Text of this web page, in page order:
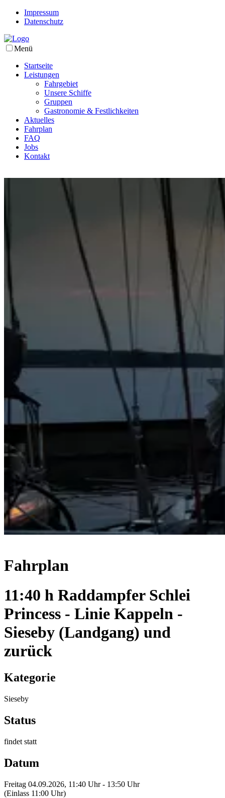
Impressum
Datenschutz
Menü
Startseite
Leistungen
Fahrgebiet
Unsere Schiffe
Gruppen
Gastronomie & Festlichkeiten
Aktuelles
Fahrplan
FAQ
Jobs
Kontakt
Fahrplan
11:40 h Raddampfer Schlei
Princess - Linie Kappeln -
Sieseby (Landgang) und
zurück
Kategorie
Sieseby
Status
findet statt
Datum
Freitag 04.09.2026, 11:40 Uhr - 13:50 Uhr
(Einlass 11:00 Uhr)